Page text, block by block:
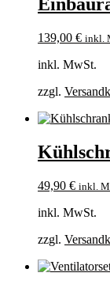
139,00 € inkl.
inkl. MwSt.
zzgl.
49,90 € inkl.
inkl. MwSt.
zzgl.